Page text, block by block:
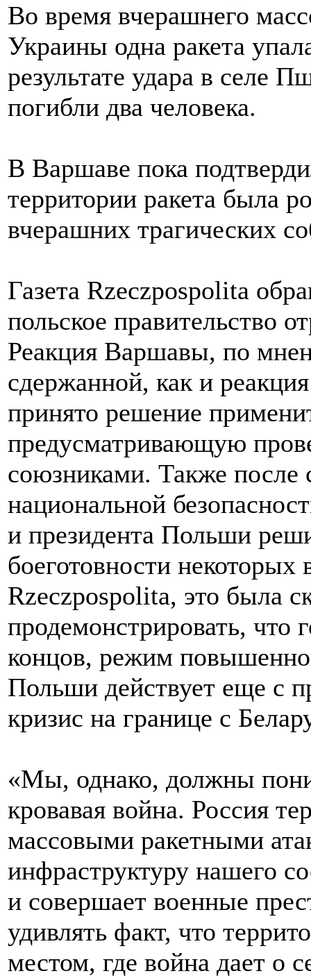
Во время вчерашнего
Украины одна ракета
результате удара в селе
погибли два человека.
В Варшаве пока
территории ракета была
вчерашних трагических
Газета Rzeczpospolita
польское правительство
Реакция Варшавы, по
сдержанной, как и
принято решение
предусматривающую
союзниками. Также
национальной
и президента Польши
боеготовности
Rzeczpospolita, это была
продемонстрировать, что
концов, режим
Польши действует еще с
кризис на границе с
«Мы, однако, должны
кровавая война. Россия
массовыми ракетными
инфраструктуру нашего
и совершает военные
удивлять факт, что
местом, где война дает о